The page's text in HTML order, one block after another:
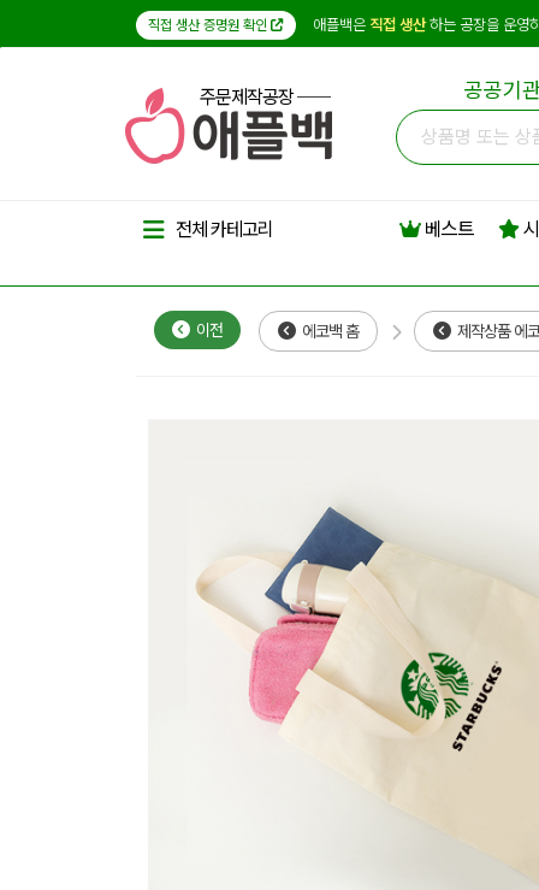
직접 생산 증명원 확인 애플백은 직접 생산하는 공장을 운영
주문제작공장 공공기
전체 카테고리 베스트
이전 에코백 홈 제작상품 에